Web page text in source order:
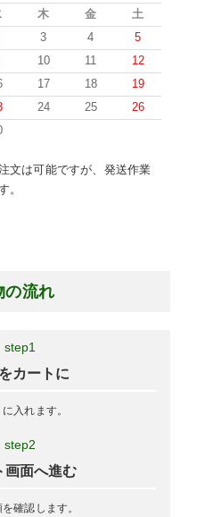
木 金
土
3 4
5
10 11
12
17 18
19
24 25
26
文は可能ですが、発送作業
。
の流れ
step1
カートに
入れます。
step2
画面へ進む
確認します。